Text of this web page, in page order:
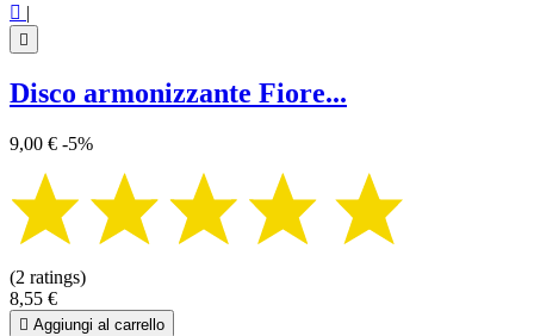
 |

Disco armonizzante Fiore...
9,00 € -5%
(2 ratings)
8,55 €
 Aggiungi al carrello